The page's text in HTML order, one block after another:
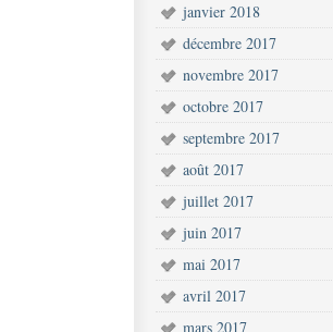
janvier 2018
décembre 2017
novembre 2017
octobre 2017
septembre 2017
août 2017
juillet 2017
juin 2017
mai 2017
avril 2017
mars 2017